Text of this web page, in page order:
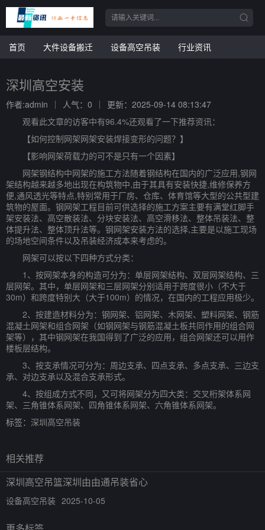
首页 大件设备搬迁 设备高空吊装 行业资讯
深圳高空安装
作者:admin 人气：0
更新：2025-09-14 08:13:47
观看此文章的访客中有96.4%还观看了一下推荐资讯：
【如何控制网架网架安装焊接变形的问题？】
【影响网架荷载力的可不是只有一个因素】
网架钢结构中网架的施工方法随着钢结构在国内的广泛应用,钢网
架结构越来越多地出现在构筑物中,由于其具有安装快捷,维修保养方
便,通风透光等特点,特别常用于厂房、仓库、体育馆等大型的公共型建
筑物的屋面。钢网架工程目前可供选择的施工方案主要有满堂红脚手
架安装法、高空散装法、分块安装法、高空滑移法、整体吊装法、整
体提升法、整体顶升法等。钢网架安装方法的选择,主要是以施工现场
的场地空间条件以及吊装经济成本来考虑的。
网架可以按以下四种方式分类：
1、按网架本身的构造可分为：单层网架结构、双层网架结构、三
层网架。其中，单层网架和三层网架分别适用于跨度很小（不大于
30m）和跨度特别大（大于100m）的情况，在国内的工程应用极少。
2、按建造材料分为：钢网架、铝网架、木网架、塑料网架、钢筋
混凝土网架和组合网架（如钢网架与钢筋混凝土板共同作用的组合网
架等），其中钢网架在我国得到了广泛的应用，组合网架还可以用作
楼板层结构。
3、按支承情况可分为：周边支承、四点支承、多点支承、三边支
承、对边支承以及混合支承形式。
4、按组成方式不同，又可将网架分为四大类：交叉桁架体系网
架、三角锥体系网架、四角锥体系网架、六角锥体系网架。
标签： 深圳高空吊装
相关推荐
深圳高空吊篮深圳由由通吊装省心
设备高空吊装 2025-10-05